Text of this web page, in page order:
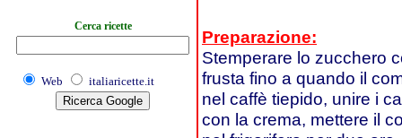
Cerca ricette
Web italiaricette.it
Preparazione:
Stemperare lo zucchero
frusta fino a quando il
nel caffè tiepido, unire i
con la crema, mettere il